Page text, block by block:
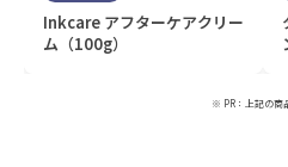
Inkcare アフターケアクリー
ム（100g）
※ PR：上記の商